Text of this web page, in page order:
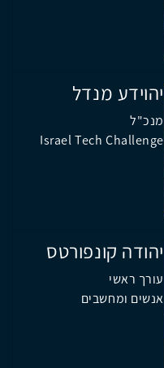
יהוידע מנדל
מנכ"ל
Israel Tech Challenge
יהודה קונפורטס
עורך ראשי
אנשים ומחשבים